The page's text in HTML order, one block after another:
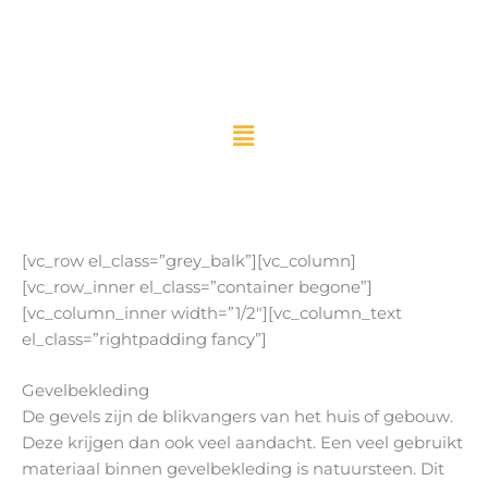
[vc_row el_class=”grey_balk”][vc_column]
[vc_row_inner el_class=”container begone”]
[vc_column_inner width=”1/2″][vc_column_text
el_class=”rightpadding fancy”]
Gevelbekleding
De gevels zijn de blikvangers van het huis of gebouw.
Deze krijgen dan ook veel aandacht. Een veel gebruikt
materiaal binnen gevelbekleding is natuursteen. Dit